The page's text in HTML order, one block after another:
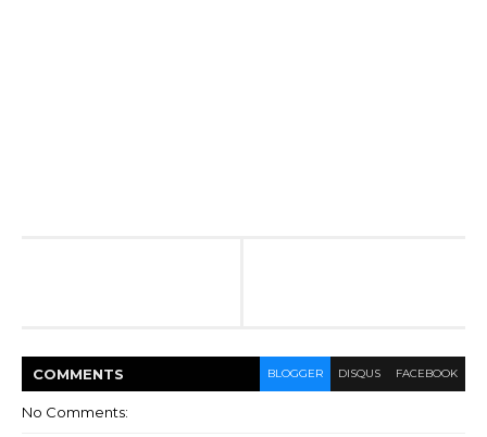
COMMENTS BLOGGER DISQUS FACEBOOK
No Comments: